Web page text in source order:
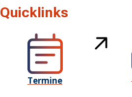
Quicklinks
Termine